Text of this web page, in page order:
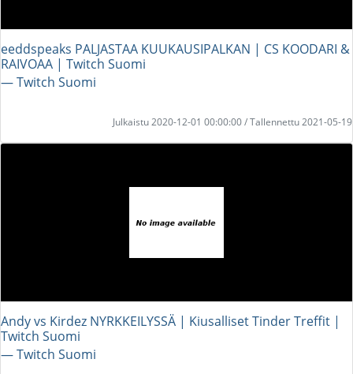
eeddspeaks PALJASTAA KUUKAUSIPALKAN | CS KOODARI &
RAIVOAA | Twitch Suomi
― Twitch Suomi
Julkaistu 2020-12-01 00:00:00 / Tallennettu 2021-05-19
Andy vs Kirdez NYRKKEILYSSÄ | Kiusalliset Tinder Treffit |
Twitch Suomi
― Twitch Suomi